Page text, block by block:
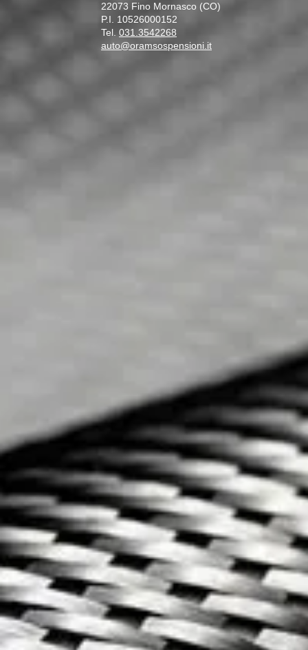
22073 Fino Mornasco (CO)
P.I. 10526000152
Tel. 031.3542268
auto@oramsospensioni.it